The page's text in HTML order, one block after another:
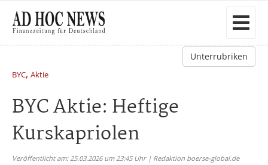
Unterrubriken
BYC, Aktie
BYC Aktie: Heftige
Kurskapriolen
Veröffentlicht am: 25.03.2026 um 23:45 Uhr | Redaktion boerse-global.de